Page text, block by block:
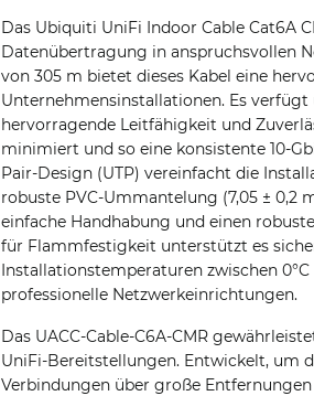
Das Ubiquiti UniFi Indoor Cable Cat6A
Datenübertragung in anspruchsvollen
von 305 m bietet dieses Kabel eine
Unternehmensinstallationen. Es
hervorragende Leitfähigkeit und
minimiert und so eine konsistente 10-
Pair-Design (UTP) vereinfacht die
robuste PVC-Ummantelung (7,05 ±
einfache Handhabung und einen
für Flammfestigkeit unterstützt es
Installationstemperaturen zwischen
professionelle Netzwerkeinrichtungen.
Das UACC-Cable-C6A-CMR
UniFi-Bereitstellungen. Entwickelt, um
Verbindungen über große